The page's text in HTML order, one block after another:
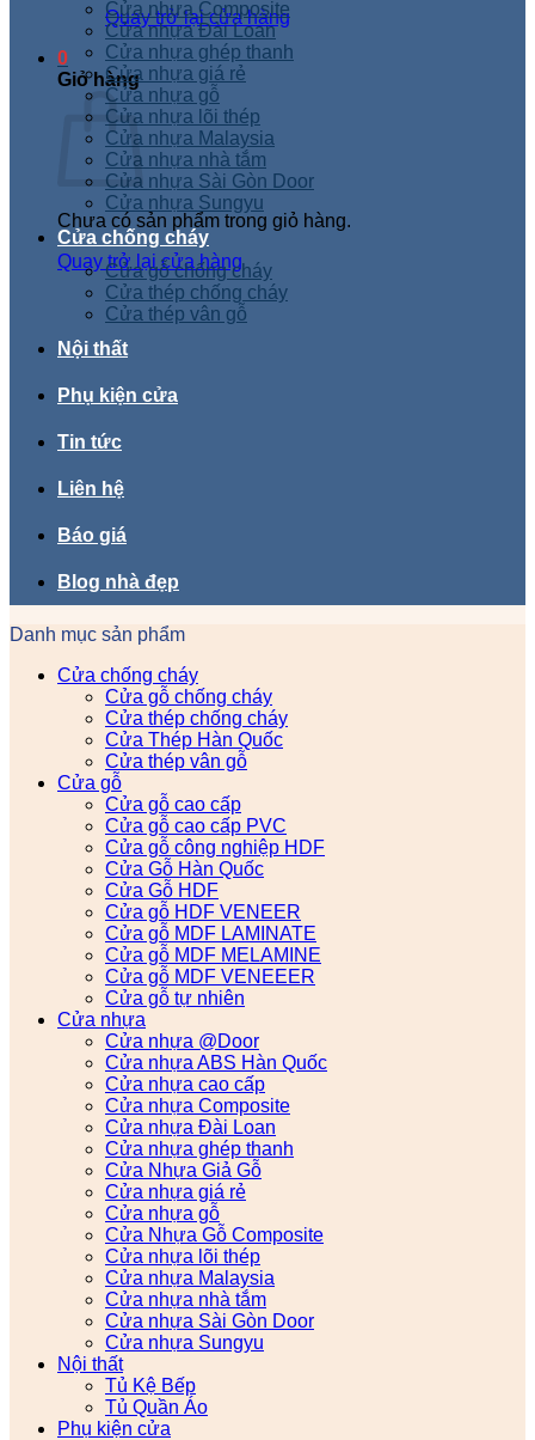
Quay trở lại cửa hàng
0
Giỏ hàng
Chưa có sản phẩm trong giỏ hàng.
Quay trở lại cửa hàng
Cửa nhựa Composite
Cửa nhựa Đài Loan
Cửa nhựa ghép thanh
Cửa nhựa giá rẻ
Cửa nhựa gỗ
Cửa nhựa lõi thép
Cửa nhựa Malaysia
Cửa nhựa nhà tắm
Cửa nhựa Sài Gòn Door
Cửa nhựa Sungyu
Cửa chống cháy
Cửa gỗ chống cháy
Cửa thép chống cháy
Cửa thép vân gỗ
Nội thất
Phụ kiện cửa
Tin tức
Liên hệ
Báo giá
Blog nhà đẹp
Danh mục sản phẩm
Cửa chống cháy
Cửa gỗ chống cháy
Cửa thép chống cháy
Cửa Thép Hàn Quốc
Cửa thép vân gỗ
Cửa gỗ
Cửa gỗ cao cấp
Cửa gỗ cao cấp PVC
Cửa gỗ công nghiệp HDF
Cửa Gỗ Hàn Quốc
Cửa Gỗ HDF
Cửa gỗ HDF VENEER
Cửa gỗ MDF LAMINATE
Cửa gỗ MDF MELAMINE
Cửa gỗ MDF VENEEER
Cửa gỗ tự nhiên
Cửa nhựa
Cửa nhựa @Door
Cửa nhựa ABS Hàn Quốc
Cửa nhựa cao cấp
Cửa nhựa Composite
Cửa nhựa Đài Loan
Cửa nhựa ghép thanh
Cửa Nhựa Giả Gỗ
Cửa nhựa giá rẻ
Cửa nhựa gỗ
Cửa Nhựa Gỗ Composite
Cửa nhựa lõi thép
Cửa nhựa Malaysia
Cửa nhựa nhà tắm
Cửa nhựa Sài Gòn Door
Cửa nhựa Sungyu
Nội thất
Tủ Kệ Bếp
Tủ Quần Áo
Phụ kiện cửa